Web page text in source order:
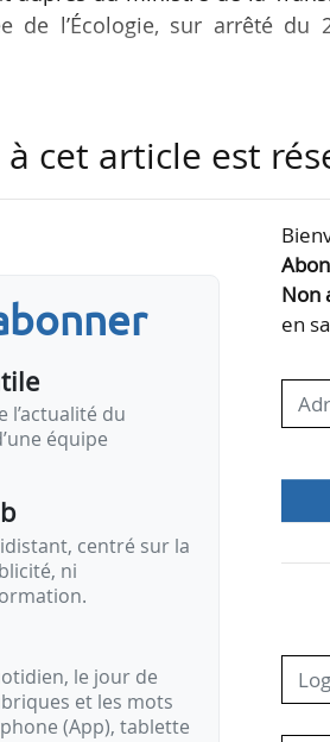
de l’Écologie, sur arrêté du
depuis janvier 2021, et
à cet article est
l’actualité du
équipe
centré sur la
ni
le jour de
et les mots
(App), tablette
Non
en